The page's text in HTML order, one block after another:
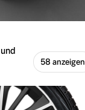
58 anzeigen